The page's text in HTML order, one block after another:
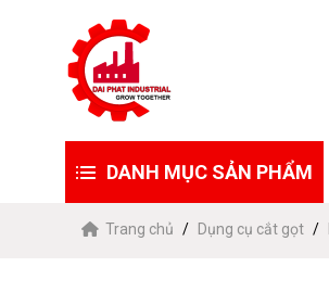
DANH MỤC SẢN PHẨM
Trang chủ Dụng cụ cắt gọt